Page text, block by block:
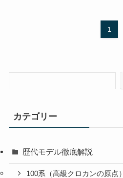
1
カテゴリー
歴代モデル徹底解説
100系（高級クロカンの原点）